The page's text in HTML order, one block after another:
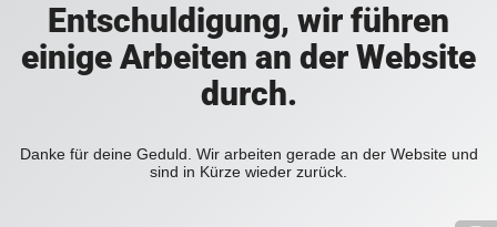
Entschuldigung, wir führen
einige Arbeiten an der Website
durch.
Danke für deine Geduld. Wir arbeiten gerade an der Website und
sind in Kürze wieder zurück.